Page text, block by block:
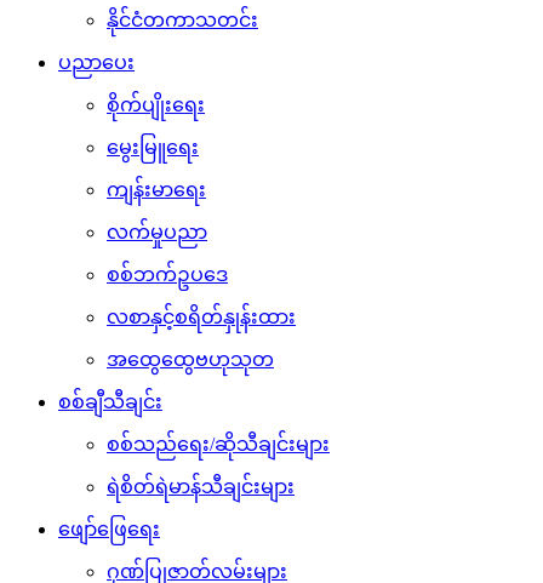
နိုင်ငံတကာသတင်း
ပညာပေး
စိုက်ပျိုးရေး
မွေးမြူရေး
ကျန်းမာရေး
လက်မှုပညာ
စစ်ဘက်ဥပဒေ
လစာနှင့်စရိတ်နှုန်းထား
အထွေထွေဗဟုသုတ
စစ်ချီသီချင်း
စစ်သည်ရေး/ဆိုသီချင်းများ
ရဲစိတ်ရဲမာန်သီချင်းများ
ဖျော်ဖြေရေး
ဂုဏ်ပြုဇာတ်လမ်းများ